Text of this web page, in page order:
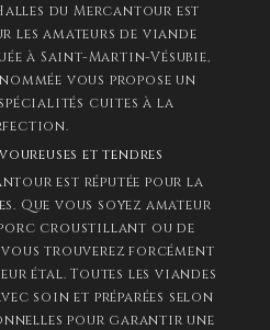
du Mercantour est
amateurs de viande
à Saint-Martin-Vésubie,
vous propose un
cuites à la
et tendres
est réputée pour la
Que vous soyez amateur
croustillant ou de
trouverez forcément
étal. Toutes les viandes
soin et préparées selon
pour garantir une